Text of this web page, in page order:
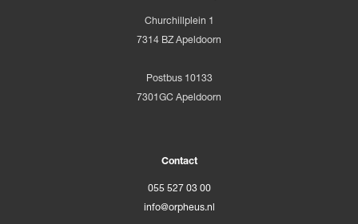
Churchillplein 1
7314 BZ Apeldoorn
Postbus 10133
7301GC Apeldoorn
Contact
055 527 03 00
info@orpheus.nl